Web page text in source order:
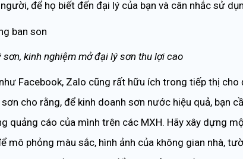
để họ biết đến đại lý của bạn và cân nhắc sử
kinh nghiệm mở đại lý sơn thu lợi cao
Facebook, Zalo cũng rất hữu ích trong tiếp thị cho
cho rằng, để kinh doanh sơn nước hiệu quả, bạn
quảng cáo của mình trên các MXH. Hãy xây dựng
mô phỏng màu sắc, hình ảnh của không gian nhà,